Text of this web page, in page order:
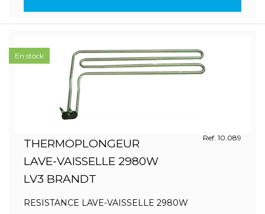
THERMOPLONGEUR
LAVE-VAISSELLE 2980W
LV3 BRANDT
Ref. 10.089
RESISTANCE LAVE-VAISSELLE 2980W
En stock